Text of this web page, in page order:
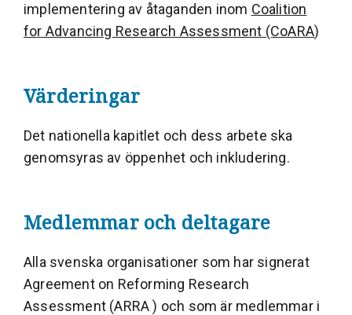
implementering av åtaganden inom Coalition
for Advancing Research Assessment (CoARA)
Värderingar
Det nationella kapitlet och dess arbete ska
genomsyras av öppenhet och inkludering.
Medlemmar och deltagare
Alla svenska organisationer som har signerat
Agreement on Reforming Research
Assessment (ARRA ) och som är medlemmar i